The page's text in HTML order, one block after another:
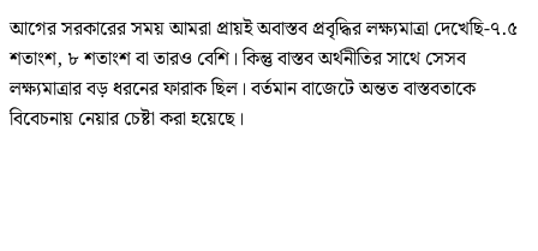
আগের সরকারের সময় আমরা প্রায়ই অবাস্তব প্রবৃদ্ধির লক্ষ্যমাত্রা দেখেছি-৭.৫
শতাংশ, ৮ শতাংশ বা তারও বেশি। কিন্তু বাস্তব অর্থনীতির সাথে সেসব
লক্ষ্যমাত্রার বড় ধরনের ফারাক ছিল। বর্তমান বাজেটে অন্তত বাস্তবতাকে
বিবেচনায় নেয়ার চেষ্টা করা হয়েছে।